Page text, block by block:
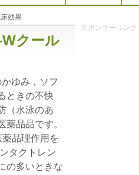
効果
クール
ゆみ，ソフ
ときの不快
（水泳のあ
品品です。
品理作用を
タクトレン
の多いときな
スポンサーリンク